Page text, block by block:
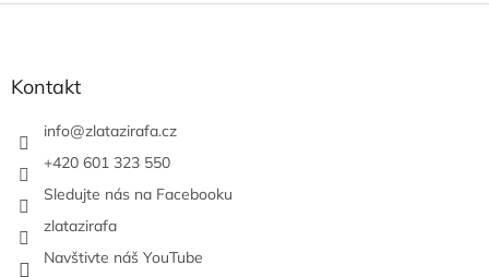
Z
Kontakt
info@zlatazirafa.cz
+420 601 323 550
Sledujte nás na Facebooku
zlatazirafa
Navštivte náš YouTube